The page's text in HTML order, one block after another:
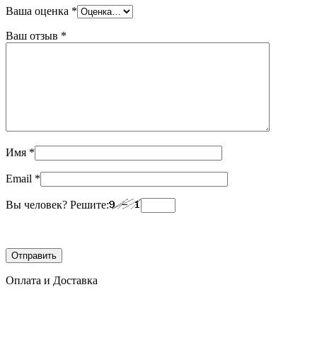
Ваша оценка *
Ваш отзыв *
Имя *
Email *
Вы человек? Решите:
Оплата и Доставка